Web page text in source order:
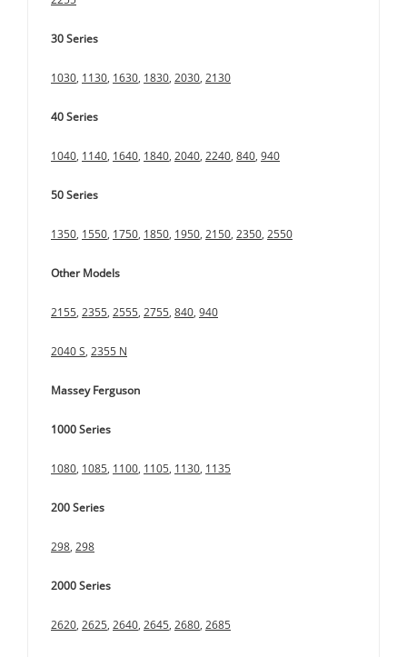
30 Series
1030, 1130, 1630, 1830, 2030, 2130
40 Series
1040, 1140, 1640, 1840, 2040, 2240, 840, 940
50 Series
1350, 1550, 1750, 1850, 1950, 2150, 2350, 2550
Other Models
2155, 2355, 2555, 2755, 840, 940
2040 S, 2355 N
Massey Ferguson
1000 Series
1080, 1085, 1100, 1105, 1130, 1135
200 Series
298, 298
2000 Series
2620, 2625, 2640, 2645, 2680, 2685